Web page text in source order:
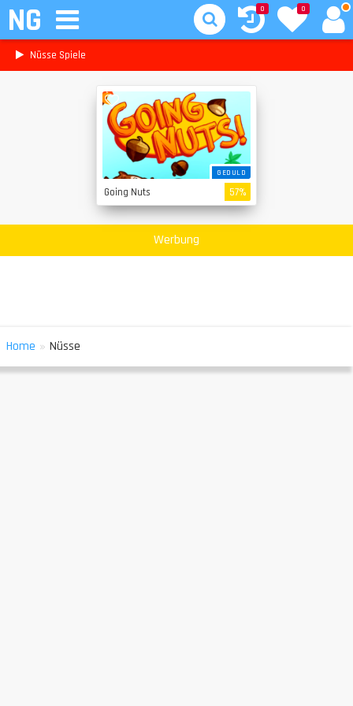
NG 0
0
Nüsse Spiele
GEDULD
Going Nuts 57%
Werbung
Home » Nüsse